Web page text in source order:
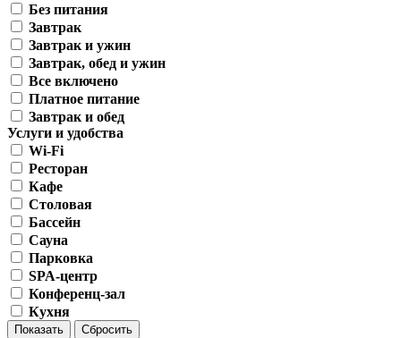
Без питания
Завтрак
Завтрак и ужин
Завтрак, обед и ужин
Все включено
Платное питание
Завтрак и обед
Услуги и удобства
Wi-Fi
Ресторан
Кафе
Столовая
Бассейн
Сауна
Парковка
SPA-центр
Конференц-зал
Кухня
Показать Сбросить